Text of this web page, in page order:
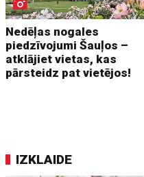
Nedēļas nogales
piedzīvojumi Šauļos –
atklājiet vietas, kas
pārsteidz pat vietējos!
IZKLAIDE